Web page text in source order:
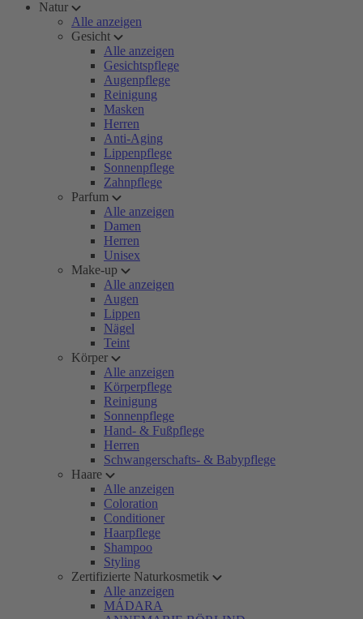
Natur
Alle anzeigen
Gesicht
Alle anzeigen
Gesichtspflege
Augenpflege
Reinigung
Masken
Herren
Anti-Aging
Lippenpflege
Sonnenpflege
Zahnpflege
Parfum
Alle anzeigen
Damen
Herren
Unisex
Make-up
Alle anzeigen
Augen
Lippen
Nägel
Teint
Körper
Alle anzeigen
Körperpflege
Reinigung
Sonnenpflege
Hand- & Fußpflege
Herren
Schwangerschafts- & Babypflege
Haare
Alle anzeigen
Coloration
Conditioner
Haarpflege
Shampoo
Styling
Zertifizierte Naturkosmetik
Alle anzeigen
MÁDARA